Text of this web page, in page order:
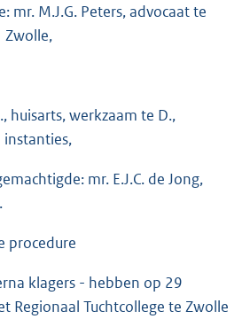
mr. M.J.G. Peters, advocaat te
te D.,
mr. E.J.C. de Jong,
klagers - hebben op 29
Regionaal Tuchtcollege te Zwolle